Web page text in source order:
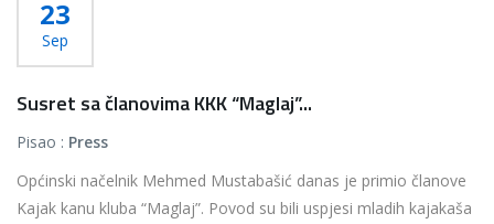
23
Sep
Susret sa članovima KKK “Maglaj”...
Pisao : Press
Općinski načelnik Mehmed Mustabašić danas je primio članove
Kajak kanu kluba “Maglaj”. Povod su bili uspjesi mladih kajakaša